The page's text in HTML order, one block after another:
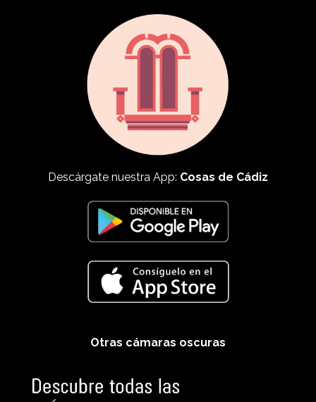
Descárgate nuestra App: Cosas de Cádiz
Otras cámaras oscuras